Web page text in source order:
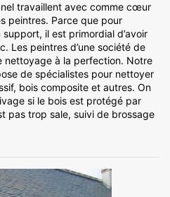
travaillent avec comme cœur
peintres. Parce que pour
il est primordial d’avoir
Les peintres d’une société de
nettoyage à la perfection. Notre
de spécialistes pour nettoyer
bois composite et autres. On
si le bois est protégé par
pas trop sale, suivi de brossage